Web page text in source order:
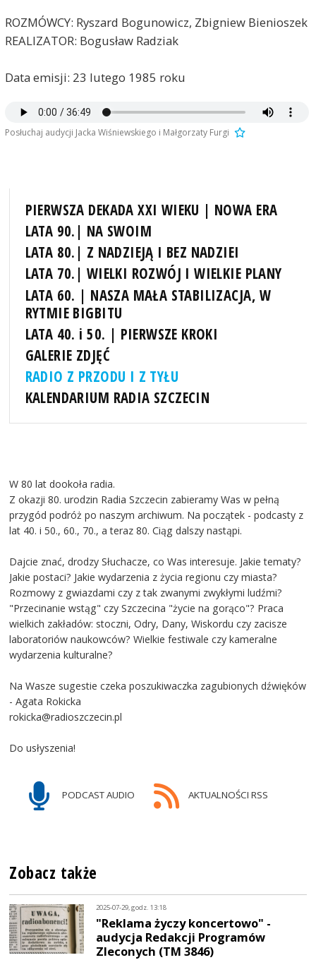
ROZMÓWCY: Ryszard Bogunowicz, Zbigniew Bienioszek
REALIZATOR: Bogusław Radziak
Data emisji: 23 lutego 1985 roku
Posłuchaj audycji Jacka Wiśniewskiego i Małgorzaty Furgi
PIERWSZA DEKADA XXI WIEKU | NOWA ERA
LATA 90.| NA SWOIM
LATA 80.| Z NADZIEJĄ I BEZ NADZIEI
LATA 70.| WIELKI ROZWÓJ I WIELKIE PLANY
LATA 60. | NASZA MAŁA STABILIZACJA, W
RYTMIE BIGBITU
LATA 40. i 50. | PIERWSZE KROKI
GALERIE ZDJĘĆ
RADIO Z PRZODU I Z TYŁU
KALENDARIUM RADIA SZCZECIN
W 80 lat dookoła radia.
Z okazji 80. urodzin Radia Szczecin zabieramy Was w pełną
przygód podróż po naszym archiwum. Na początek - podcasty z
lat 40. i 50., 60., 70., a teraz 80. Ciąg dalszy nastąpi.
Dajcie znać, drodzy Słuchacze, co Was interesuje. Jakie tematy?
Jakie postaci? Jakie wydarzenia z życia regionu czy miasta?
Rozmowy z gwiazdami czy z tak zwanymi zwykłymi ludźmi?
"Przecinanie wstąg" czy Szczecina "życie na gorąco"? Praca
wielkich zakładów: stoczni, Odry, Dany, Wiskordu czy zacisze
laboratoriów naukowców? Wielkie festiwale czy kameralne
wydarzenia kulturalne?
Na Wasze sugestie czeka poszukiwaczka zagubionych dźwięków
- Agata Rokicka
rokicka@radioszczecin.pl
Do usłyszenia!
PODCAST AUDIO AKTUALNOŚCI RSS
Zobacz także
2025-07-29, godz. 13:18
"Reklama życzy koncertowo" -
audycja Redakcji Programów
Zleconych (TM 3846)